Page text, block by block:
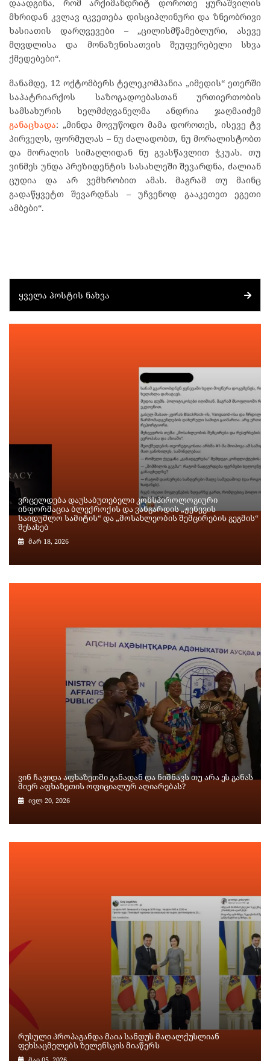
დაადგინა, რომ არქიმანდრიტ დოროთე ყურაშვილის
მხრიდან კვლავ იკვეთება დისციპლინური და ზნეობრივი
ხასიათის დარღვევები – „ცილისმწამებლური, ასევე
მღვდლისა და მონაზვნისათვის შეუფერებელი სხვა
ქმედებები“.
მანამდე, 12 ოქტომბერს ტელეკომპანია „იმედის“ ეთერში
საპატრიარქოს საზოგადოებასთან ურთიერთობის
სამსახურის ხელმძღვანელმა ანდრია ჯაღმაიძემ
განაცხადა: „მინდა მოვუწოდო მამა დოროთეს, ისევე ტვ
პირველს, ფორმულას – ნუ ძალადობთ, ნუ მორალისტობთ
და მორალის სიმაღლიდან ნუ გვასწავლით ჭკუას. თუ
ვინმეს უნდა პრეზიდენტის სასახლეში შევარდნა, ძალიან
ცუდია და არ ვემხრობით ამას. მაგრამ თუ მაინც
გადაწყვეტთ შევარდნას – უჩვენოდ გააკეთეთ ეგეთი
ამბები“.
ᲧᲕᲔᲚᲐ ᲞᲝᲡᲢᲘᲡ ᲜᲐᲮᲕᲐ
ვრცელდება დაუსაბუთებელი კონსპიროლოგიური
ინფორმაცია ბლექროქის და ვანგარდის „ჟენევის
საიდუმლო სამიტის“ და „მოსახლეობის შემცირების გეგმის“
შესახებ
მარ 18, 2026
ვინ ჩავიდა აფხაზეთში განადან და ნიშნავს თუ არა ეს განას
მიერ აფხაზეთის ოფიციალურ აღიარებას?
ივლ 20, 2026
რუსული პროპაგანდა მაია სანდუს მაღალქუსლიან
ფეხსაცმელებს ზელენსკის მიაწერს